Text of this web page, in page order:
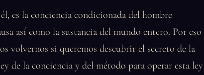
es la conciencia condicionada del hombre
así como la sustancia del mundo entero. Por eso
volvernos si queremos descubrir el secreto de la
de la conciencia y del método para operar esta ley